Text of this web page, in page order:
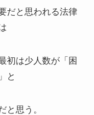
だと思われる法律
初は少人数が「困
と
と思う。